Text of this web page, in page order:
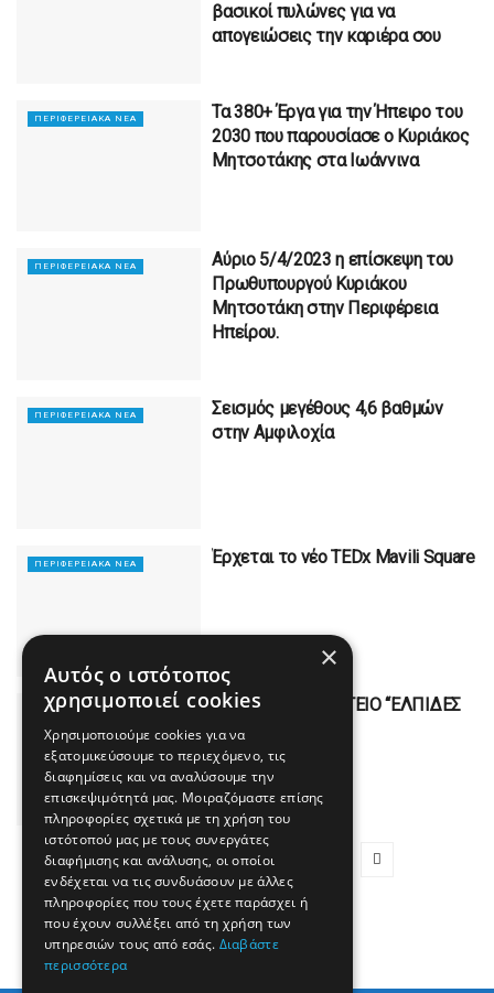
βασικοί πυλώνες για να
απογειώσεις την καριέρα σου
ΠΕΡΙΦΕΡΕΙΑΚΆ ΝΈΑ
Τα 380+ Έργα για την Ήπειρο του
2030 που παρουσίασε ο Κυριάκος
Μητσοτάκης στα Ιωάννινα
ΠΕΡΙΦΕΡΕΙΑΚΆ ΝΈΑ
Αύριο 5/4/2023 η επίσκεψη του
Πρωθυπουργού Κυριάκου
Μητσοτάκη στην Περιφέρεια
Ηπείρου.
ΠΕΡΙΦΕΡΕΙΑΚΆ ΝΈΑ
Σεισμός μεγέθους 4,6 βαθμών
στην Αμφιλοχία
ΠΕΡΙΦΕΡΕΙΑΚΆ ΝΈΑ Έρχεται το νέο TEDx Mavili Square
ΠΕΡΙΦΕΡΕΙΑΚΆ ΝΈΑ
ΑΘΛΗΤΙΚΟ ΣΩΜΑΤΕΙΟ “ΕΛΠΙΔΕΣ
ΛΕΥΚΑΔΑΣ
1 2 3
×
Αυτός ο ιστότοπος
χρησιμοποιεί cookies
Χρησιμοποιούμε cookies για να
εξατομικεύσουμε το περιεχόμενο, τις
διαφημίσεις και να αναλύσουμε την
επισκεψιμότητά μας. Μοιραζόμαστε επίσης
πληροφορίες σχετικά με τη χρήση του
ιστότοπού μας με τους συνεργάτες
διαφήμισης και ανάλυσης, οι οποίοι
ενδέχεται να τις συνδυάσουν με άλλες
πληροφορίες που τους έχετε παράσχει ή
που έχουν συλλέξει από τη χρήση των
υπηρεσιών τους από εσάς. Διαβάστε
περισσότερα